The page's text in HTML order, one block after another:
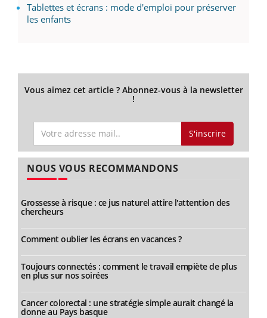
Tablettes et écrans : mode d'emploi pour préserver
les enfants
Vous aimez cet article ? Abonnez-vous à la newsletter
!
S'inscrire
NOUS VOUS RECOMMANDONS
Grossesse à risque : ce jus naturel attire l'attention des
chercheurs
Comment oublier les écrans en vacances ?
Toujours connectés : comment le travail empiète de plus
en plus sur nos soirées
Cancer colorectal : une stratégie simple aurait changé la
donne au Pays basque